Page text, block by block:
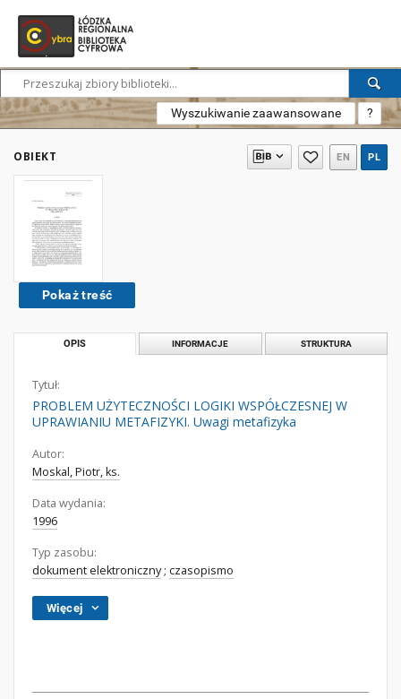
Wyszukiwanie zaawansowane ?
OBIEKT EN PL
Pokaż treść
OPIS INFORMACJE STRUKTURA
Tytuł:
PROBLEM UŻYTECZNOŚCI LOGIKI WSPÓŁCZESNEJ W
UPRAWIANIU METAFIZYKI. Uwagi metafizyka
Autor:
Moskal, Piotr, ks.
Data wydania:
1996
Typ zasobu:
dokument elektroniczny; czasopismo
Więcej